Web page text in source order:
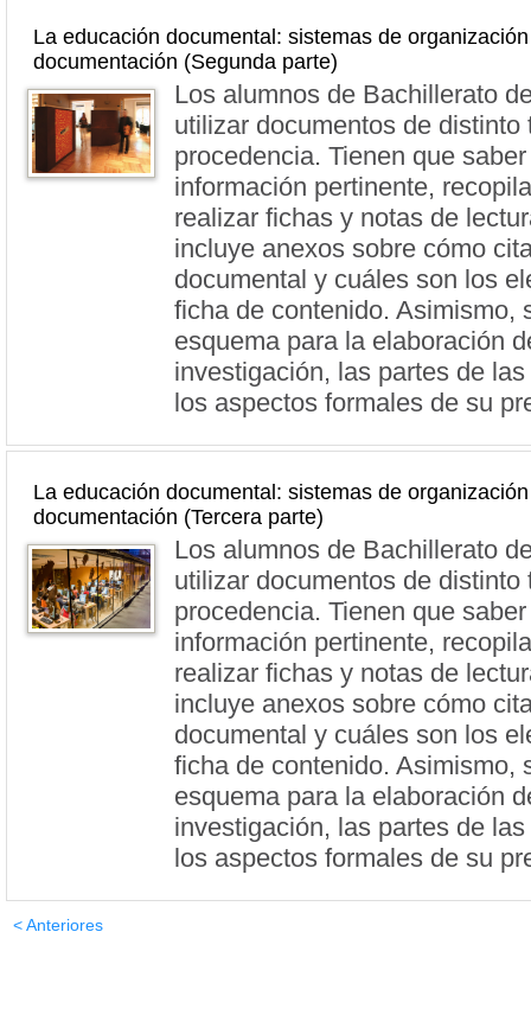
La educación documental: sistemas de
documentación (Segunda parte)
Los alumnos de Bachillerato
utilizar documentos de distinto
procedencia. Tienen que
información pertinente,
realizar fichas y notas de
incluye anexos sobre cómo
documental y cuáles son los
ficha de contenido. Asimismo,
esquema para la elaboración
investigación, las partes de
los aspectos formales de su
La educación documental: sistemas de
documentación (Tercera parte)
Los alumnos de Bachillerato
utilizar documentos de distinto
procedencia. Tienen que
información pertinente,
realizar fichas y notas de
incluye anexos sobre cómo
documental y cuáles son los
ficha de contenido. Asimismo,
esquema para la elaboración
investigación, las partes de
los aspectos formales de su
< Anteriores